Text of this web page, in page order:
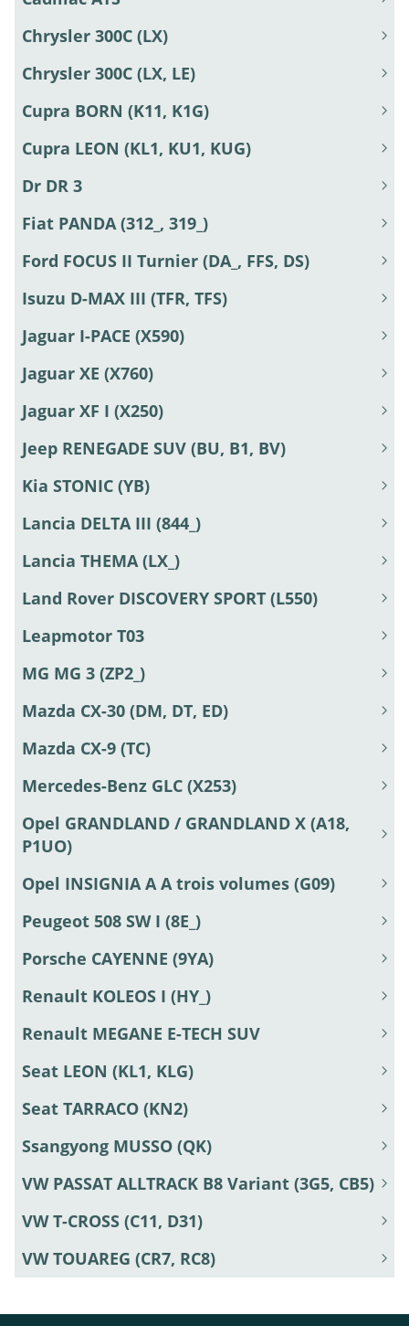
Chrysler 300C (LX)
Chrysler 300C (LX, LE)
Cupra BORN (K11, K1G)
Cupra LEON (KL1, KU1, KUG)
Dr DR 3
Fiat PANDA (312_, 319_)
Ford FOCUS II Turnier (DA_, FFS, DS)
Isuzu D-MAX III (TFR, TFS)
Jaguar I-PACE (X590)
Jaguar XE (X760)
Jaguar XF I (X250)
Jeep RENEGADE SUV (BU, B1, BV)
Kia STONIC (YB)
Lancia DELTA III (844_)
Lancia THEMA (LX_)
Land Rover DISCOVERY SPORT (L550)
Leapmotor T03
MG MG 3 (ZP2_)
Mazda CX-30 (DM, DT, ED)
Mazda CX-9 (TC)
Mercedes-Benz GLC (X253)
Opel GRANDLAND / GRANDLAND X (A18,
P1UO)
Opel INSIGNIA A A trois volumes (G09)
Peugeot 508 SW I (8E_)
Porsche CAYENNE (9YA)
Renault KOLEOS I (HY_)
Renault MEGANE E-TECH SUV
Seat LEON (KL1, KLG)
Seat TARRACO (KN2)
Ssangyong MUSSO (QK)
VW PASSAT ALLTRACK B8 Variant (3G5, CB5)
VW T-CROSS (C11, D31)
VW TOUAREG (CR7, RC8)